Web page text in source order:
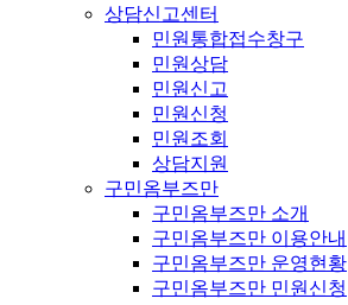
상담신고센터
민원통합접수창구
민원상담
민원신고
민원신청
민원조회
상담지원
구민옴부즈만
구민옴부즈만 소개
구민옴부즈만 이용안내
구민옴부즈만 운영현황
구민옴부즈만 민원신청